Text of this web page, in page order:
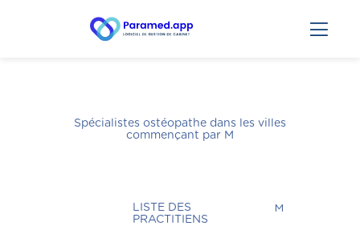
Spécialistes ostéopathe dans les villes
commençant par M
LISTE DES
PRACTITIENS
M